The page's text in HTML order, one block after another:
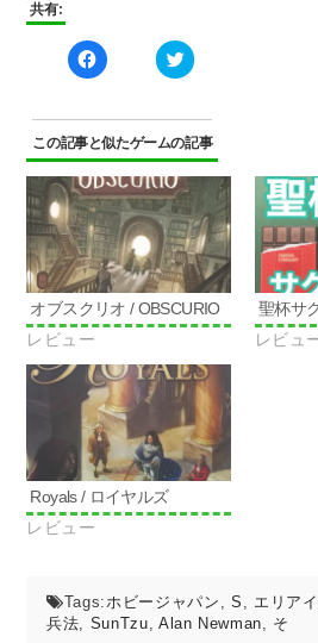
共有:
Facebook
で
る
に
は
リ
ッ
ク
し
て
く
だ
さ
い
(新
し
ィ
ン
ド
ウ
で
開
き
ま
す)
ク
リ
て
Twitter
で
(新
し
い
ウ
ィ
ン
ド
ウ
で
開
す)
この記事と似たゲームの記事
オブスクリオ / OBSCURIO
レビュー
聖杯サ
レビュ
Royals / ロイヤルズ
レビュー
Tags:ホビージャパン , S , エリア
兵法, SunTzu, Alan Newman, そ